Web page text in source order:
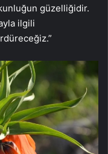
güzelliğidir.
ilgili